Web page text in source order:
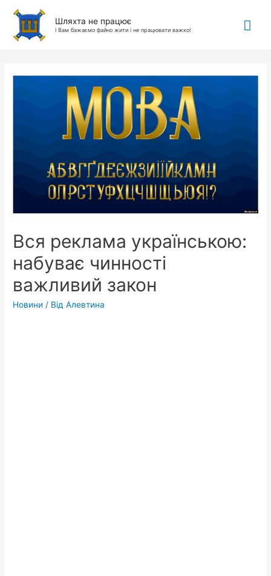
Шляхта не працює
І Вам бажаємо файно жити і не працювати важко!
Вся реклама українською:
набуває чинності
важливий закон
Новини / ВідАлевтина